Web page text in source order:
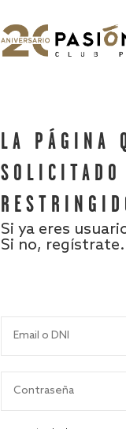
LA PÁGINA
SOLICITADO
Si ya eres
Si no, regístrate.